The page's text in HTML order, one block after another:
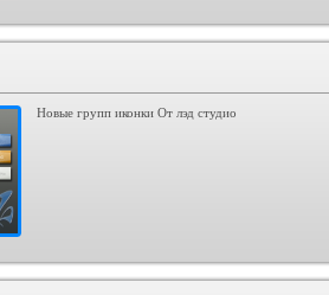
Новые групп иконки От лэд студио